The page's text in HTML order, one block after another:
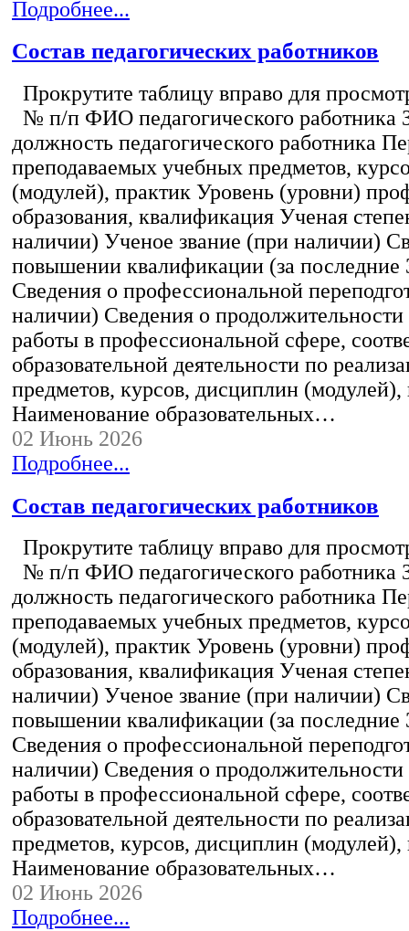
Подробнее...
Состав педагогических работников
Прокрутите таблицу вправо для
№ п/п ФИО педагогического работника
должность педагогического работника
преподаваемых учебных предметов,
(модулей), практик Уровень (уровни)
образования, квалификация Ученая
наличии) Ученое звание (при наличии)
повышении квалификации (за последние
Сведения о профессиональной
наличии) Сведения о
работы в профессиональной сфере,
образовательной деятельности по
предметов, курсов, дисциплин (модулей),
Наименование образовательных…
02 Июнь 2026
Подробнее...
Состав педагогических работников
Прокрутите таблицу вправо для
№ п/п ФИО педагогического работника
должность педагогического работника
преподаваемых учебных предметов,
(модулей), практик Уровень (уровни)
образования, квалификация Ученая
наличии) Ученое звание (при наличии)
повышении квалификации (за последние
Сведения о профессиональной
наличии) Сведения о
работы в профессиональной сфере,
образовательной деятельности по
предметов, курсов, дисциплин (модулей),
Наименование образовательных…
02 Июнь 2026
Подробнее...